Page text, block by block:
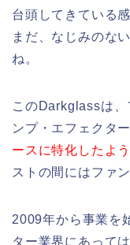
台頭してきている
まだ、なじみのな
ね。
このDarkglassは、
ンプ・エフェクタ
ースに特化したよ
ストの間にはファ
2009年から事業を
ター業界にあって